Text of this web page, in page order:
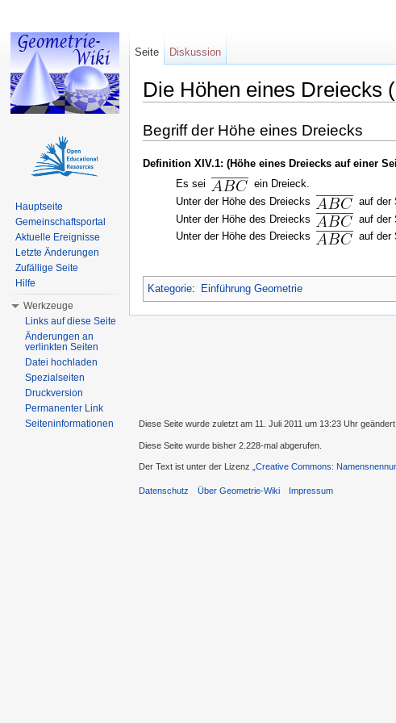
Die Höhen eines Dreiecks
Begriff der Höhe eines Dreiecks
Definition XIV.1: (Höhe eines Dreiecks auf einer
Es sei
ein Dreieck.
Unter der Höhe des Dreiecks
auf der
Unter der Höhe des Dreiecks
auf der
Unter der Höhe des Dreiecks
auf der
Kategorie: Einführung Geometrie
Seite Diskussion
Hauptseite
Gemeinschaftsportal
Aktuelle Ereignisse
Letzte Änderungen
Zufällige Seite
Hilfe
Werkzeuge
Links auf diese Seite
Änderungen an
verlinkten Seiten
Datei hochladen
Spezialseiten
Druckversion
Permanenter Link
Seiteninformationen
Diese Seite wurde zuletzt am 11. Juli 2011 um 13:23 Uhr geändert.
Diese Seite wurde bisher 2.228-mal abgerufen.
Der Text ist unter der Lizenz „Creative Commons:
Datenschutz Über Geometrie-Wiki Impressum